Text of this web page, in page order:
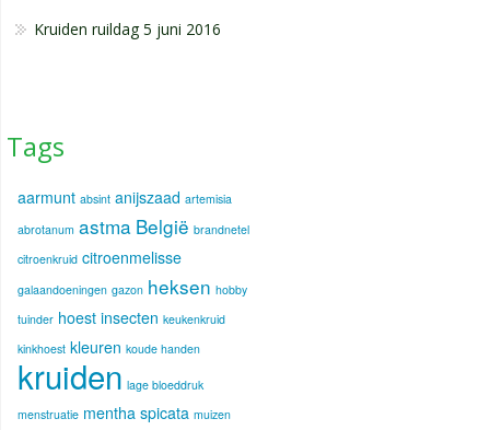
Kruiden ruildag 5 juni 2016
Tags
aarmunt absint anijszaad artemisia
abrotanum astma België brandnetel
citroenkruid citroenmelisse
galaandoeningen gazon heksen hobby
tuinder hoest insecten keukenkruid
kinkhoest kleuren koude handen
kruiden lage bloeddruk
menstruatie mentha spicata muizen